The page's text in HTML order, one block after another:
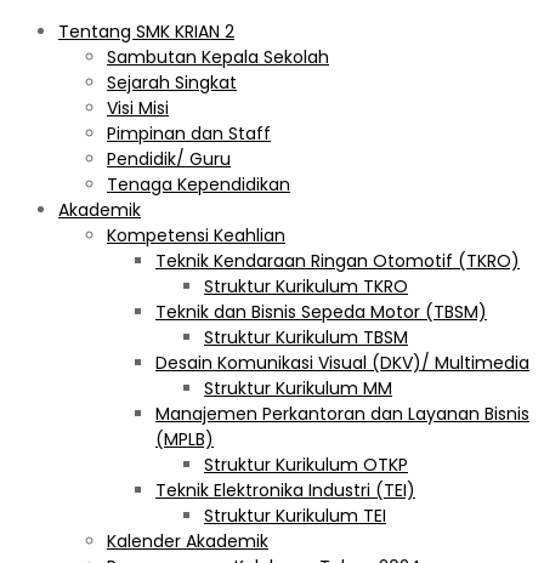
Tentang SMK KRIAN 2
Sambutan Kepala Sekolah
Sejarah Singkat
Visi Misi
Pimpinan dan Staff
Pendidik/ Guru
Tenaga Kependidikan
Akademik
Kompetensi Keahlian
Teknik Kendaraan Ringan Otomotif (TKRO)
Struktur Kurikulum TKRO
Teknik dan Bisnis Sepeda Motor (TBSM)
Struktur Kurikulum TBSM
Desain Komunikasi Visual (DKV)/ Multimedia
Struktur Kurikulum MM
Manajemen Perkantoran dan Layanan Bisnis
(MPLB)
Struktur Kurikulum OTKP
Teknik Elektronika Industri (TEI)
Struktur Kurikulum TEI
Kalender Akademik